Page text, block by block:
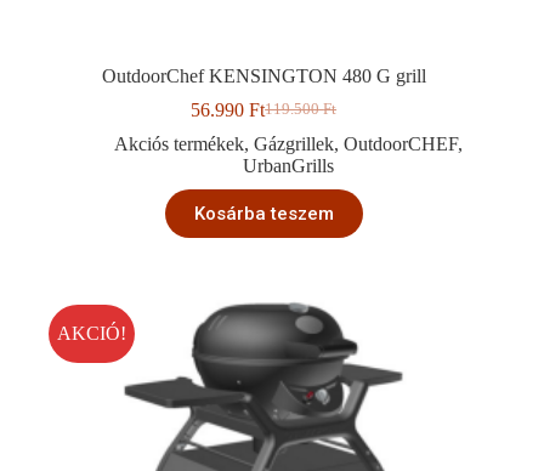
OutdoorChef KENSINGTON 480 G grill
119.500Ft
Original
price
was:
56.990FtCurrent
price
is:
Akciós termékek, Gázgrillek, OutdoorCHEF,
UrbanGrills
Kosárba teszem
AKCIÓ!